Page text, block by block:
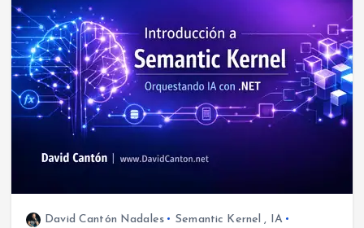
David Cantón Nadales Semantic Kernel ,
IA